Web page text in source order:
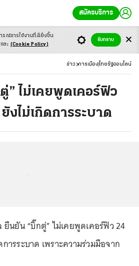
สมัครบริการ
ข่าว การเมือง ไทยรัฐออนไลน์
” ไม่เคยพูดเคอร์ฟิว
งไม่เกิดการระบาด
นยัน “บิ๊กตู่” ไม่เคยพูดเคอร์ฟิว 24
ารระบาด เพราะความร่วมมือจาก
รณ์การใช้งานที่ดียิ่งขึ้น
และ (Cookie Policy)
รับทราบ